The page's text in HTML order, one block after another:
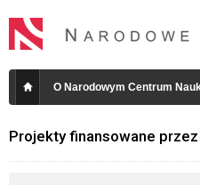
O Narodowym Centrum
Projekty finansowane przez